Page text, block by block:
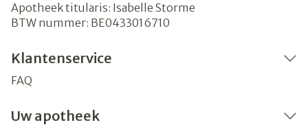
Apotheek titularis: Isabelle Storme
BTW nummer: BE0433016710
Klantenservice
FAQ
Uw apotheek